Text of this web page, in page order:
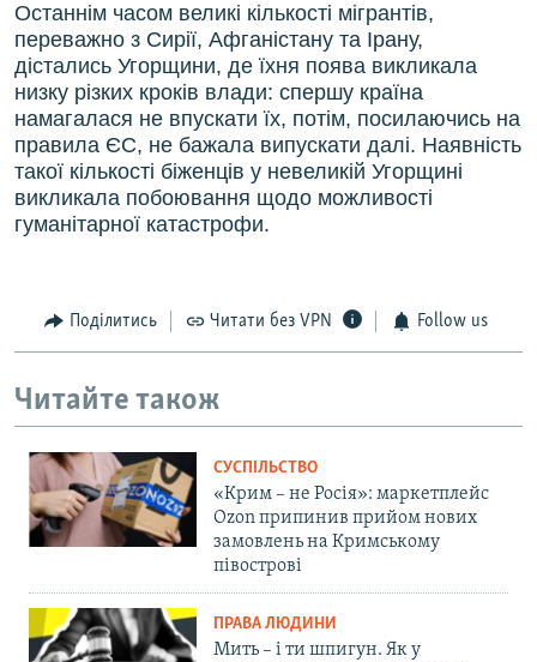
Останнім часом великі кількості мігрантів,
переважно з Сирії, Афганістану та Ірану,
дістались Угорщини, де їхня поява викликала
низку різких кроків влади: спершу країна
намагалася не впускати їх, потім, посилаючись на
правила ЄС, не бажала випускати далі. Наявність
такої кількості біженців у невеликій Угорщині
викликала побоювання щодо можливості
гуманітарної катастрофи.
Поділитись Читати без VPN Follow us
Читайте також
СУСПІЛЬСТВО
«Крим – не Росія»: маркетплейс
Ozon припинив прийом нових
замовлень на Кримському
півострові
ПРАВА ЛЮДИНИ
Мить – і ти шпигун. Як у